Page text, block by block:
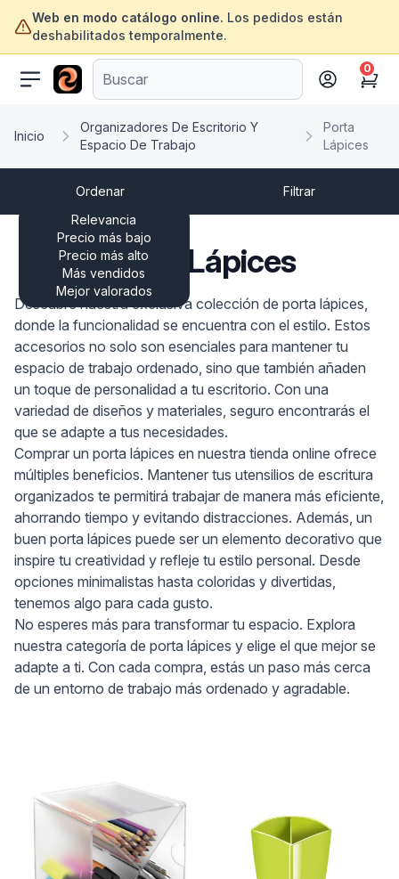
Web en modo catálogo online. Los pedidos están
deshabilitados temporalmente.
ofertasinformatica.com
Cart
0
Inicio
Organizadores De Escritorio Y
Espacio De Trabajo
Porta
Lápices
Ordenar
Relevancia
Precio más bajo
Precio más alto
Más vendidos
Mejor valorados
Filtrar
Porta Lápices
Descubre nuestra exclusiva colección de porta lápices,
donde la funcionalidad se encuentra con el estilo. Estos
accesorios no solo son esenciales para mantener tu
espacio de trabajo ordenado, sino que también añaden
un toque de personalidad a tu escritorio. Con una
variedad de diseños y materiales, seguro encontrarás el
que se adapte a tus necesidades.
Comprar un porta lápices en nuestra tienda online ofrece
múltiples beneficios. Mantener tus utensilios de escritura
organizados te permitirá trabajar de manera más eficiente,
ahorrando tiempo y evitando distracciones. Además, un
buen porta lápices puede ser un elemento decorativo que
inspire tu creatividad y refleje tu estilo personal. Desde
opciones minimalistas hasta coloridas y divertidas,
tenemos algo para cada gusto.
No esperes más para transformar tu espacio. Explora
nuestra categoría de porta lápices y elige el que mejor se
adapte a ti. Con cada compra, estás un paso más cerca
de un entorno de trabajo más ordenado y agradable.